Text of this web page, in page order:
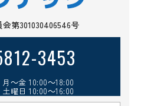
第301030406546号
3453
～金 10:00～18:00
土曜日 10:00～16:00